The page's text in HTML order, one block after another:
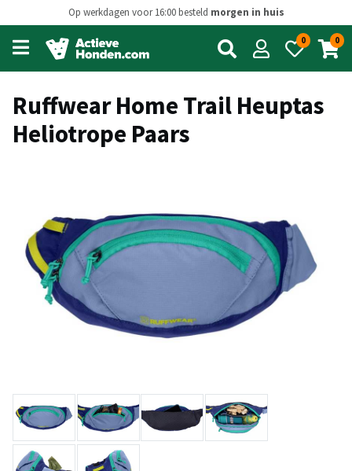
Op werkdagen voor 16:00 besteld morgen in huis
Open
main
menu
0 0
Ruffwear Home Trail Heuptas
Heliotrope Paars